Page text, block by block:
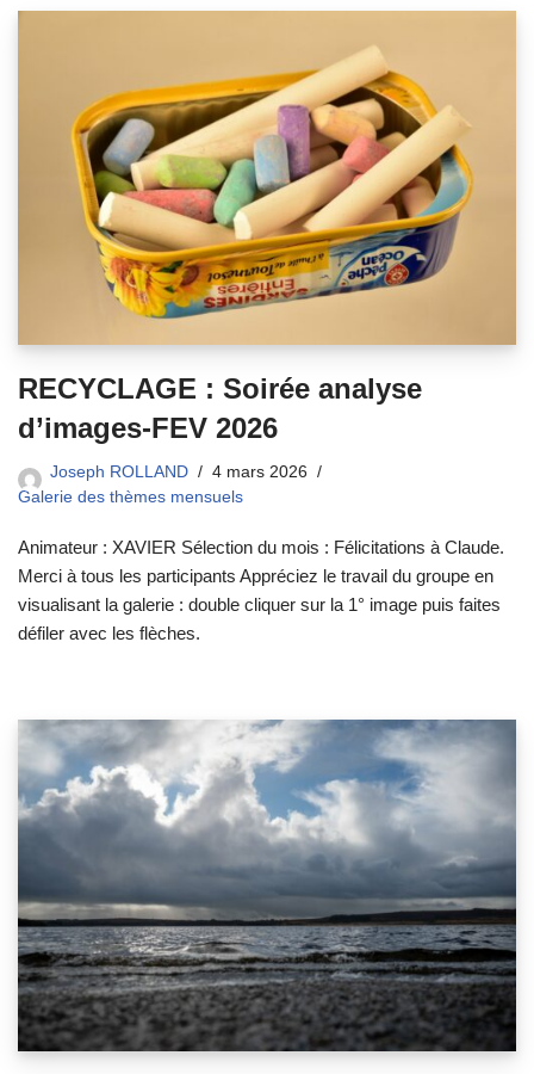
RECYCLAGE : Soirée analyse
d’images-FEV 2026
Joseph ROLLAND
4 mars 2026
Galerie des thèmes mensuels
Animateur : XAVIER Sélection du mois : Félicitations à Claude.
Merci à tous les participants Appréciez le travail du groupe en
visualisant la galerie : double cliquer sur la 1° image puis faites
défiler avec les flèches.